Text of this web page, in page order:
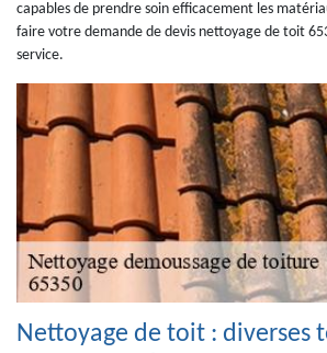
capables de prendre soin efficacement les
faire votre demande de devis nettoyage de toit
service.
Nettoyage de toit : diverses